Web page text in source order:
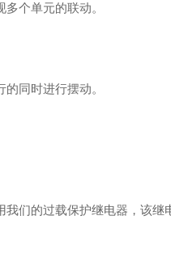
个单元的联动。
同时进行摆动。
们的过载保护继电器，该